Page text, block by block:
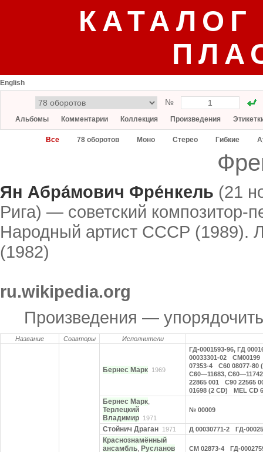
English
№
Альбомы Комментарии Коллекция Произведения
Все 78 оборотов Моно Стерео Гибкие
Ян Абра́мович Фре́нкель (21
Рига) — советский композитор-
Народный артист СССР (1989).
(1982)
ru.wikipedia.org
Произведения —
Название Соавторы Исполнители
Бернес Марк 1969
ГД-0001593-96, ГД
00033301-02
СМ00199
07353-4
С60 08077-80
С60—11683, С60—11742
22865 001
С90 22565
01698 (2 CD)
MEL CD
Бернес Марк,
Терлецкий
Владимир 1971
№ 00009
Стойнич Драган 1971 Д 00030771-2 ГД-
Краснознамённый
ансамбль, Русланов
СМ 02873-4 ГД-